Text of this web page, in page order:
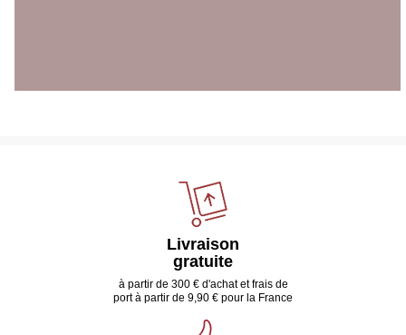
Livraison
gratuite
à partir de 300 € d'achat et frais de
port à partir de 9,90 € pour la France